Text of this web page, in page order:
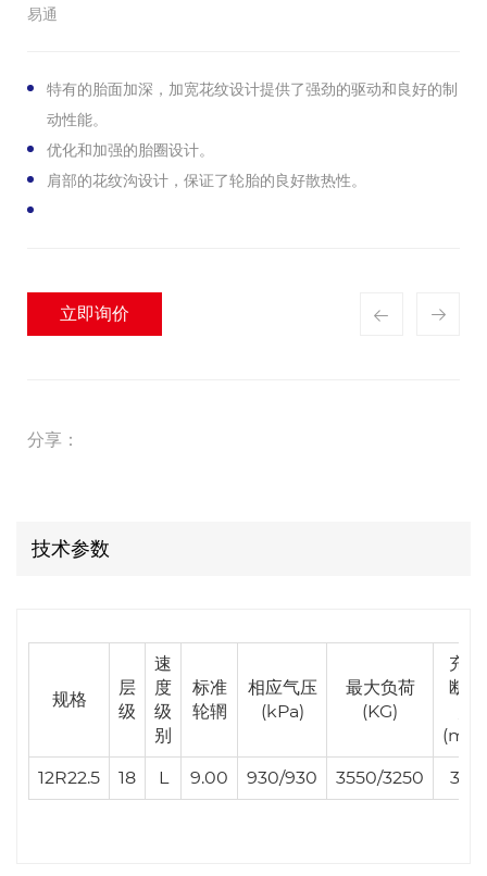
易通
特有的胎面加深，加宽花纹设计提供了强劲的驱动和良好的制
动性能。
优化和加强的胎圈设计。
肩部的花纹沟设计，保证了轮胎的良好散热性。
立即询价
分享：
技术参数
规格
层
级
速
度
级
别
标准
轮辋
相应气压
(kPa)
最大负荷
(KG)
充气
断面
12R22.5 18 L 9.00 930/930 3550/3250 300